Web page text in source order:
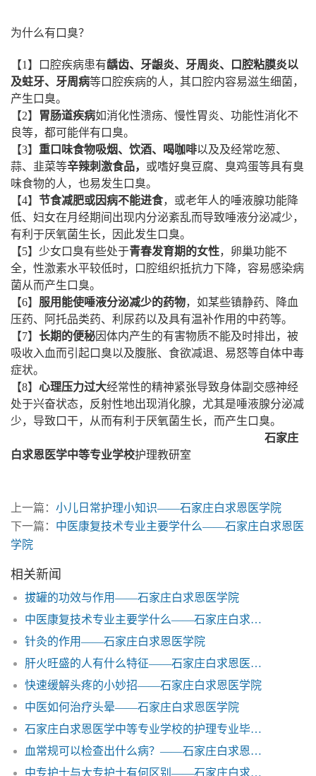
为什么有口臭？
【1】口腔疾病患有龋齿、牙龈炎、牙周炎、口腔粘膜炎以
及蛀牙、牙周病等口腔疾病的人，其口腔内容易滋生细菌，
产生口臭。
【2】
胃肠道疾病如消化性溃疡、慢性胃炎、功能性消化不
良等，都可能伴有口臭。
【3】 重口味食物吸烟、饮酒、喝咖啡以及及经常吃葱、
蒜、韭菜等辛辣刺激食品， 或嗜好臭豆腐、臭鸡蛋等具有臭
味食物的人，也易发生口臭。
【4】 节食减肥或因病不能进食，或老年人的唾液腺功能降
低、妇女在月经期间出现内分泌紊乱而导致唾液分泌减少，
有利于厌氧菌生长，因此发生口臭。
【5】少女口臭有些处于青春发育期的女性，卵巢功能不
全，性激素水平较低时，口腔组织抵抗力下降，容易感染病
菌从而产生口臭。
【6】 服用能使唾液分泌减少的药物，如某些镇静药、降血
压药、阿托品类药、利尿药以及具有温补作用的中药等。
【7】 长期的便秘因体内产生的有害物质不能及时排出，被
吸收入血而引起口臭以及腹胀、食欲减退、易怒等自体中毒
症状。
【8】 心理压力过大经常性的精神紧张导致身体副交感神经
处于兴奋状态，反射性地出现消化腺，尤其是唾液腺分泌减
少，导致口干，从而有利于厌氧菌生长，而产生口臭。
石家庄
白求恩医学中等专业学校护理教研室
上一篇： 小儿日常护理小知识——石家庄白求恩医学院
下一篇： 中医康复技术专业主要学什么——石家庄白求恩医
学院
相关新闻
拔罐的功效与作用——石家庄白求恩医学院
中医康复技术专业主要学什么——石家庄白求恩医学院
针灸的作用——石家庄白求恩医学院
肝火旺盛的人有什么特征——石家庄白求恩医学院
快速缓解头疼的小妙招——石家庄白求恩医学院
中医如何治疗头晕——石家庄白求恩医学院
石家庄白求恩医学中等专业学校的护理专业毕业后能去医院工作吗？
血常规可以检查出什么病？——石家庄白求恩医学院
中专护士与大专护士有何区别——石家庄白求恩医学院